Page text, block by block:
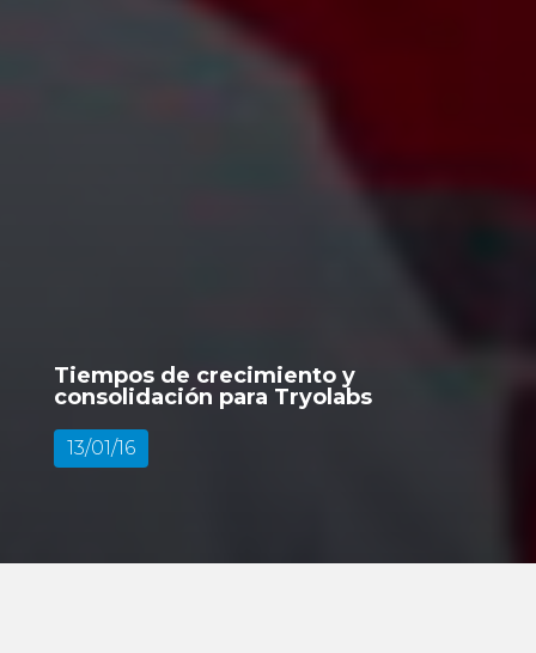
Tiempos de crecimiento y
consolidación para Tryolabs
13/01/16